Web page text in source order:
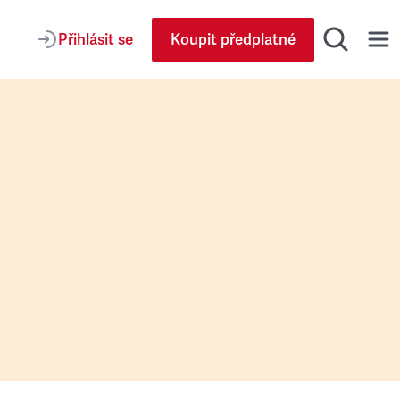
Přihlásit se Koupit předplatné